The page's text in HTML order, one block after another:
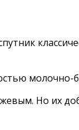
молочно-
Но их